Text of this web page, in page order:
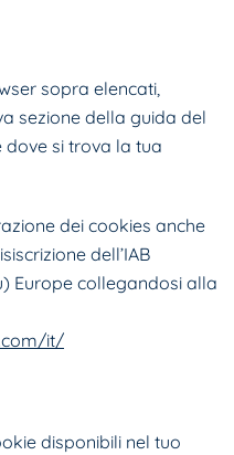
sopra elencati,
sezione della guida del
si trova la tua
dei cookies anche
dell’IAB
Europe collegandosi alla
it/
disponibili nel tuo